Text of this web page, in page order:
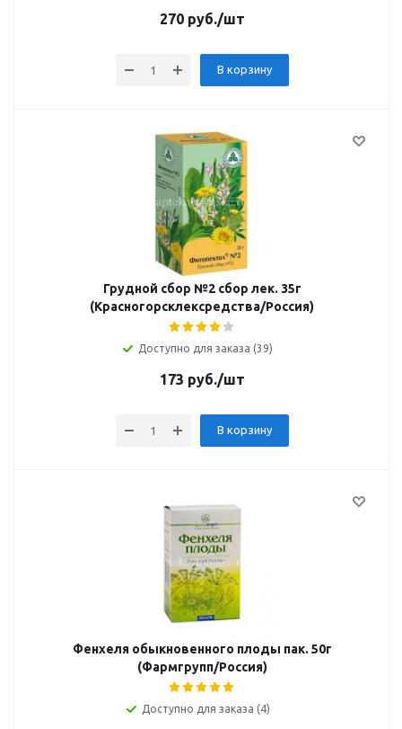
270руб./шт
В корзину
Грудной сбор №2 сбор лек. 35г
(Красногорсклексредства/Россия)
Доступно для заказа (39)
173 руб./шт
В корзину
Фенхеля обыкновенного плоды пак. 50г
(Фармгрупп/Россия)
Доступно для заказа (4)